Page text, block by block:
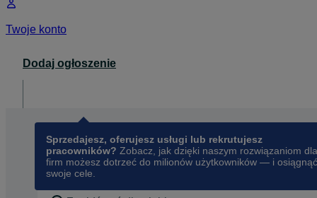
Twoje konto
Dodaj ogłoszenie
Sprzedajesz, oferujesz usługi lub rekrutujesz
pracowników? Zobacz, jak dzięki naszym rozwiązaniom dla
firm możesz dotrzeć do milionów użytkowników — i osiągnąć
swoje cele.